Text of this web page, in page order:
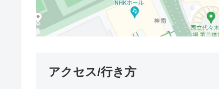
アクセス/行き方